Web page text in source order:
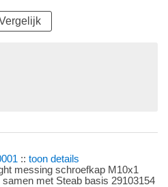
::toon details
messing schroefkap M10x1
samen met Steab basis 29103154